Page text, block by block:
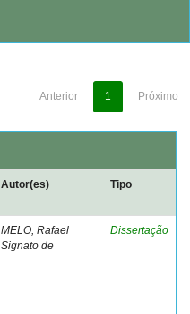
Anterior 1 Próximo
Autor(es) Tipo
MELO, Rafael
Signato de
Dissertação